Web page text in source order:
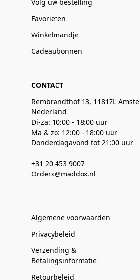
Volg uw bestelling
Favorieten
Winkelmandje
Cadeaubonnen
CONTACT
Rembrandthof 13, 1181ZL
Nederland
Di-za: 10:00 - 18:00 uur
Ma & zo: 12:00 - 18:00 uur
Donderdagavond tot 21:00 uur
+31 20 453 9007
Orders@maddox.nl
Algemene voorwaarden
Privacybeleid
Verzending &
Betalingsinformatie
Retourbeleid